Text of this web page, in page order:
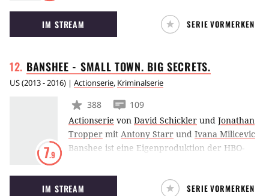
Trilogie von Regisseur Sam Raimi. Die
Geschichte ist 30 Jahre nach den vorherigen
Geschehnissen angesiedelt und erzählt von
Krieg ziehen muss. Dieses Mal steht allerdings
das Schicksal der gesamten Menschheit auf
IM STREAM SERIE VORMERKEN
BANSHEE - SMALL TOWN. BIGSECRETS.
US(2013 - 2016) | Actionserie, Kriminalserie
7.9
388
109
Actionserie von David Schickler und Jonathan
Tropper mit Antony Starr und Ivana Milicevic
Banshee ist eine Eigenproduktion der HBO-
Meisterdieb Lucas Hood die Identität eines
Sheriffs in dem kleinen Amisch-Städtchen
IM STREAM SERIE VORMERKEN